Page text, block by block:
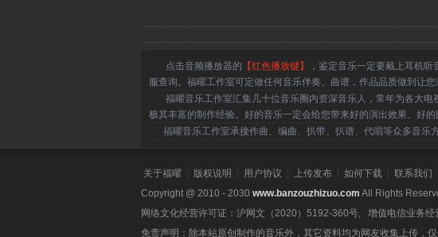
点击音频播放器的 【红色播放键】
，鉴定音乐一定要戴上耳机
服查询。福曜工作室可定做任何音乐伴奏、曲谱，作品品质做到让您
福曜音乐工作室汇集几十位音乐圈内资深音乐人，常年为各大电
极其丰富的制作经验。好的音乐一定会给您带来好的演出效果、好
福曜音乐工作室承接作曲、编曲、扒带、扒谱、代唱等众多音乐
关于福曜 版权说明 用户协议 上传发布 如何下载 联系我们
Copyright @ 2010 - 2030 www.banzouzhizuo.com All Rights
网络文化经营许可证：沪网文（2020）5192-360号, 增值电信业务
免责声明：除本站原创制作的音乐外，其它资料均为网友收集上传，